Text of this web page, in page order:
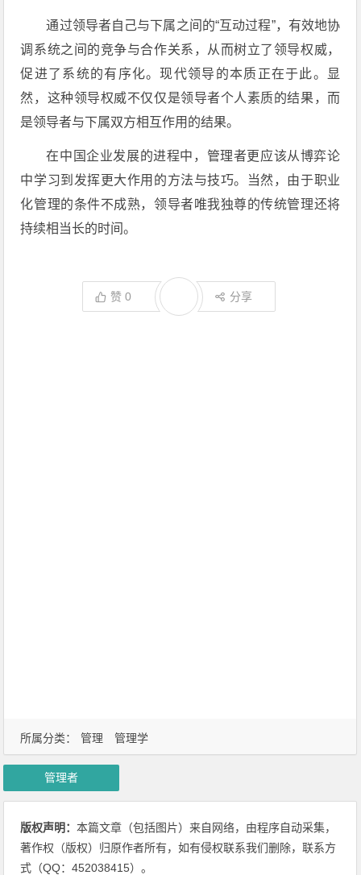
通过领导者自己与下属之间的“互动过程”，有效地协
调系统之间的竞争与合作关系，从而树立了领导权威，
促进了系统的有序化。现代领导的本质正在于此。显
然，这种领导权威不仅仅是领导者个人素质的结果，而
是领导者与下属双方相互作用的结果。
在中国企业发展的进程中，管理者更应该从博弈论
中学习到发挥更大作用的方法与技巧。当然，由于职业
化管理的条件不成熟，领导者唯我独尊的传统管理还将
持续相当长的时间。
赞0 分享
所属分类： 管理 管理学
管理者
版权声明：本篇文章（包括图片）来自网络，由程序自动采集，
著作权（版权）归原作者所有，如有侵权联系我们删除，联系方
式（QQ：452038415）。